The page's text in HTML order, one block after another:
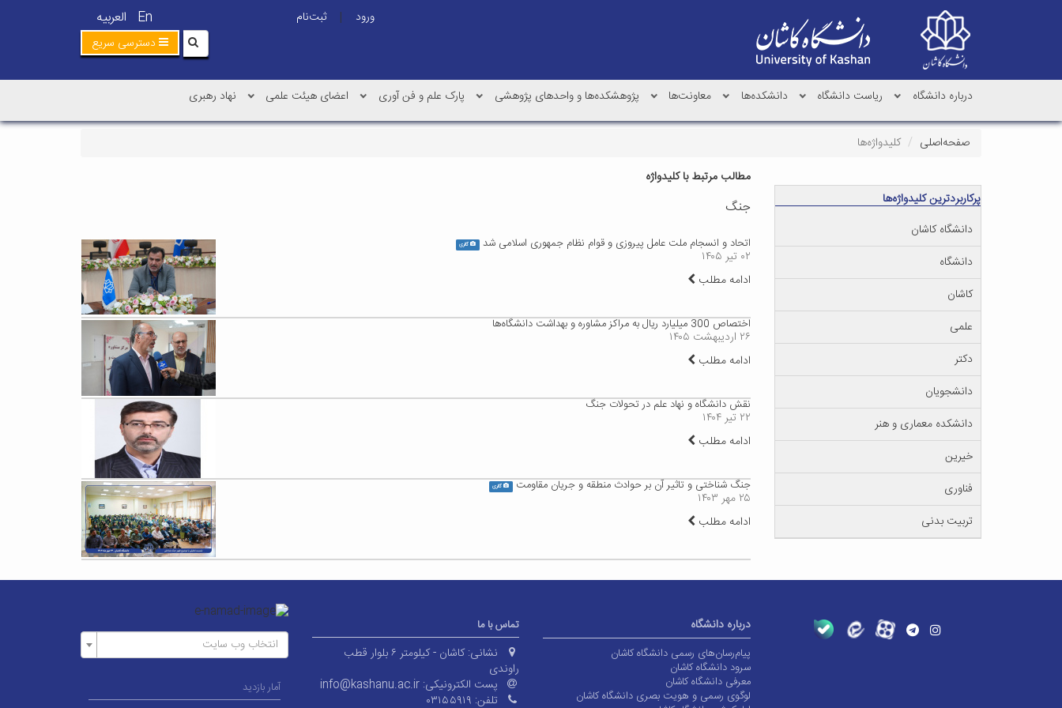
En العربیه ورود |
ثبت‌نام
دسترسی سریع
درباره دانشگاه ریاست دانشگاه دانشکده‌ها معاونت‌ها پژوهشکده‌ها و واحدهای پژوهشی پارک علم و فن آوری اعضای هیئت علمی نهاد رهبری
صفحه‌اصلی
کلیدواژه‌ها
مطالب مرتبط با کلیدواژه
جنگ
اتحاد و انسجام ملت عامل پیروزی و قوام نظام جمهوری اسلامی شد گالری
۰۲ تیر ۱۴۰۵
ادامه مطلب
اختصاص 300 میلیارد ریال به مراکز مشاوره و بهداشت دانشگاه‌ها
۲۶ اردیبهشت ۱۴۰۵
ادامه مطلب
نقش دانشگاه و نهاد علم در تحولات جنگ
۲۲ تیر ۱۴۰۴
ادامه مطلب
جنگ شناختی و تاثیر آن بر حوادث منطقه و جریان مقاومت گالری
۲۵ مهر ۱۴۰۳
ادامه مطلب
پرکاربردترین کلیدواژه‌ها
دانشگاه کاشان
دانشگاه
کاشان
علمی
دکتر
دانشجویان
دانشکده معماری و هنر
خیرین
فناوری
تربیت بدنی
درباره دانشگاه
پیام‌رسان‌های رسمی دانشگاه کاشان
سرود دانشگاه کاشان
معرفی دانشگاه کاشان
لوگوی رسمی و هویت بصری دانشگاه کاشان
تماس با ما
نشانی:
کاشان - کیلومتر ۶ بلوار قطب
راوندی
پست الکترونیکی: info@kashanu.ac.ir
تلفن: ۰۳۱۵۵۹۱۹
انتخاب وب سایت
آمار بازدید